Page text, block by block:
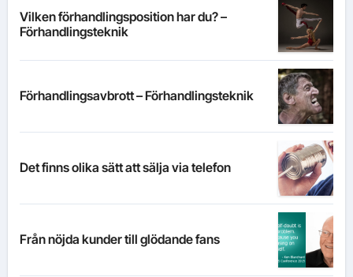
Vilken förhandlingsposition har du? –
Förhandlingsteknik
Förhandlingsavbrott – Förhandlingsteknik
Det finns olika sätt att sälja via telefon
Från nöjda kunder till glödande fans